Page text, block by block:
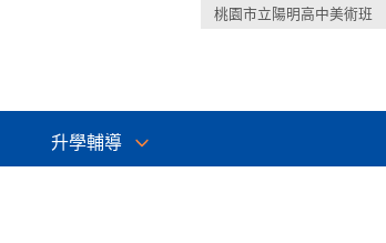
桃園市立陽明高中美術班
升學輔導